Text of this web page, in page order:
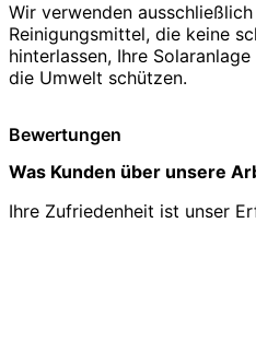
Wir verwenden
Reinigungsmittel, die keine
hinterlassen, Ihre
die Umwelt schützen.
Bewertungen
Was Kunden über unsere
Ihre Zufriedenheit ist unser